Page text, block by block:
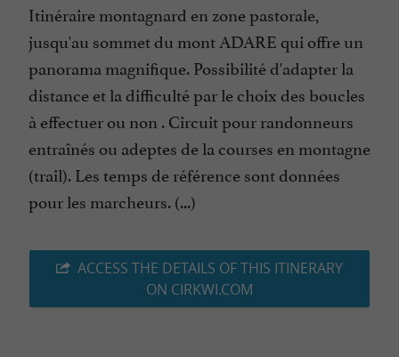
Itinéraire montagnard en zone pastorale,
jusqu'au sommet du mont ADARE qui offre un
panorama magnifique. Possibilité d'adapter la
distance et la difficulté par le choix des boucles
à effectuer ou non . Circuit pour randonneurs
entraînés ou adeptes de la courses en montagne
(trail). Les temps de référence sont données
pour les marcheurs. (...)
ACCESS THE DETAILS OF THIS ITINERARY
ON CIRKWI.COM